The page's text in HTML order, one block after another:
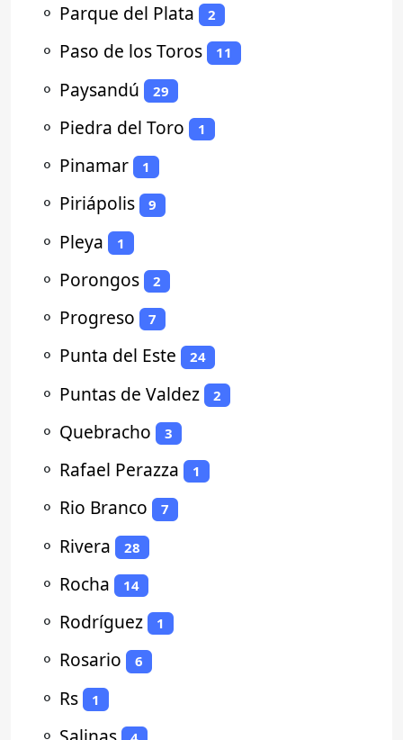
⚬ Parque del Plata 2
⚬ Paso de los Toros 11
⚬ Paysandú 29
⚬ Piedra del Toro 1
⚬ Pinamar 1
⚬ Piriápolis 9
⚬ Pleya 1
⚬ Porongos 2
⚬ Progreso 7
⚬ Punta del Este 24
⚬ Puntas de Valdez 2
⚬ Quebracho 3
⚬ Rafael Perazza 1
⚬ Rio Branco 7
⚬ Rivera 28
⚬ Rocha 14
⚬ Rodríguez 1
⚬ Rosario 6
⚬ Rs 1